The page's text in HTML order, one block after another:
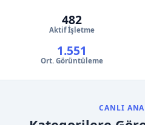
482
Aktif İşletme
1.551
Ort. Görüntüleme
CANLI